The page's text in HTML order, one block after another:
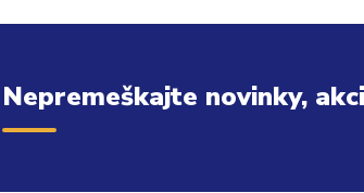
Nepremeškajte novinky,